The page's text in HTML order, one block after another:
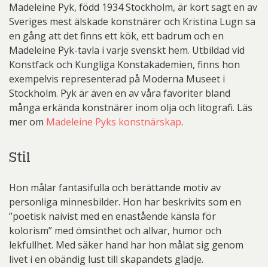
Madeleine Pyk, född 1934 Stockholm, är kort sagt en av
Sveriges mest älskade konstnärer och Kristina Lugn sa
en gång att det finns ett kök, ett badrum och en
Madeleine Pyk-tavla i varje svenskt hem. Utbildad vid
Konstfack och Kungliga Konstakademien, finns hon
exempelvis representerad på Moderna Museet i
Stockholm. Pyk är även en av våra favoriter bland
många erkända konstnärer inom olja och litografi. Läs
mer om Madeleine Pyks konstnärskap.
Stil
Hon målar fantasifulla och berättande motiv av
personliga minnesbilder. Hon har beskrivits som en
”poetisk naivist med en enastående känsla för
kolorism” med ömsinthet och allvar, humor och
lekfullhet. Med säker hand har hon målat sig genom
livet i en obändig lust till skapandets glädje.